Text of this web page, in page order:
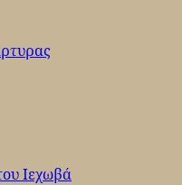
Ιεχωβά